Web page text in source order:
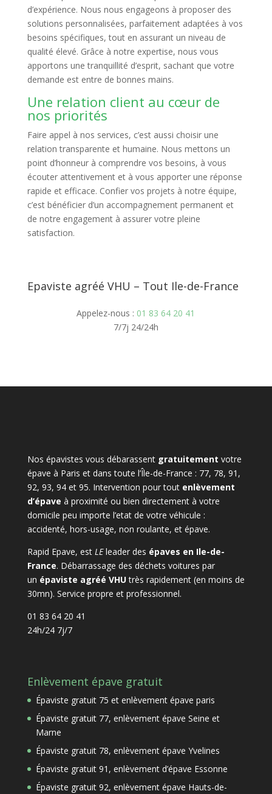
d’expérience. Nous nous engageons à proposer des
solutions personnalisées, parfaitement adaptées à vos
besoins spécifiques, tout en assurant un niveau de
qualité élevé. Grâce à notre expertise, nous vous
apportons une tranquillité d’esprit, sachant que votre
demande est entre de bonnes mains.
Une relation client au cœur de
nos priorités
Faire appel à nos services, c’est aussi choisir une
relation transparente et humaine. Nous mettons un
point d’honneur à comprendre vos besoins, à vous
écouter attentivement et à vous apporter une réponse
rapide et efficace. Confier vos projets à notre équipe,
c’est bénéficier d’un accompagnement permanent et
de notre engagement à assurer votre pleine
satisfaction.
Epaviste agréé VHU – Tout Ile-de-France
Appelez-nous : 01 83 64 20 41
7/7j 24/24h
Nos épavistes vous débarassent gratuitement votre
épave à Paris et dans toute l’Île-de-France : 77, 78, 91,
92, 93, 94 et 95. Intervention pour tout enlèvement
d’épave à proximité ou bien directement à votre
domicile peu importe l’etat de votre véhicule :
accidenté, hors-usage, non roulante, et épave.
Rapid Epave, est LEleader des épaves en Ile-de-
France. Débarrassage des déchets voitures par
un épaviste agréé VHUtrès rapidement (en moins de
30mn). Service propre et professionnel.
01 83 64 20 41
24h/24 7j/7
Enlèvement épave gratuit
Épaviste gratuit 75 et enlèvement épave paris
Épaviste gratuit 77, enlèvement épave Seine et
Marne
Épaviste gratuit 78, enlèvement épave Yvelines
Épaviste gratuit 91, enlèvement d’épave Essonne
Épaviste gratuit 92, enlèvement épave Hauts-de-